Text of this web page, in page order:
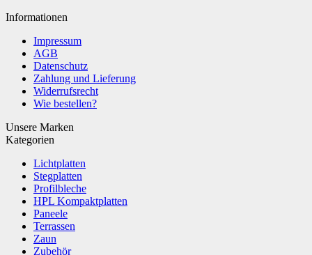
Informationen
Impressum
AGB
Datenschutz
Zahlung und Lieferung
Widerrufsrecht
Wie bestellen?
Unsere Marken
Kategorien
Lichtplatten
Stegplatten
Profilbleche
HPL Kompaktplatten
Paneele
Terrassen
Zaun
Zubehör